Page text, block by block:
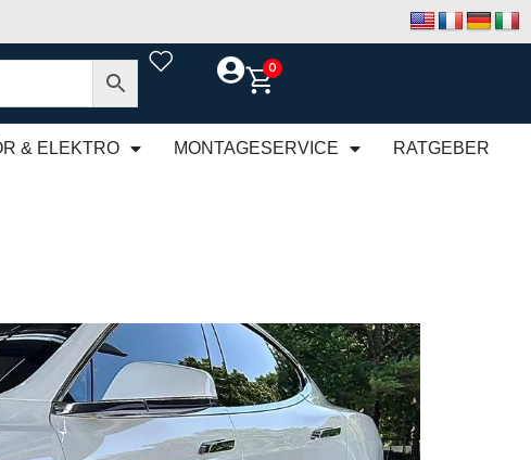
0
& ELEKTRO MONTAGESERVICE RATGEBER